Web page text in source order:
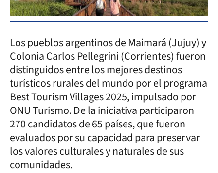
Los pueblos argentinos de Maimará (Jujuy) y
Colonia Carlos Pellegrini (Corrientes) fueron
distinguidos entre los mejores destinos
turísticos rurales del mundo por el programa
Best Tourism Villages 2025, impulsado por
ONU Turismo. De la iniciativa participaron
270 candidatos de 65 países, que fueron
evaluados por su capacidad para preservar
los valores culturales y naturales de sus
comunidades.